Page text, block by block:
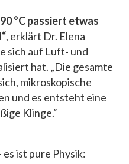
°C passiert etwas
, erklärt Dr. Elena
sich auf Luft- und
hat. „Die gesamte
mikroskopische
und es entsteht eine
Klinge.“
ist pure Physik: